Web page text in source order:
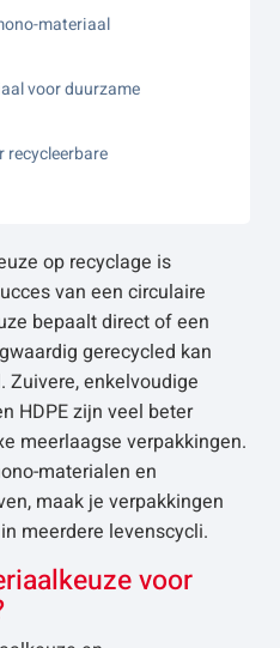
materiaal
voor duurzame
recycleerbare
op recyclage is
van een circulaire
bepaalt direct of een
gerecycled kan
enkelvoudige
HDPE zijn veel beter
meerlaagse verpakkingen.
materialen en
maak je verpakkingen
meerdere levenscycli.
voor